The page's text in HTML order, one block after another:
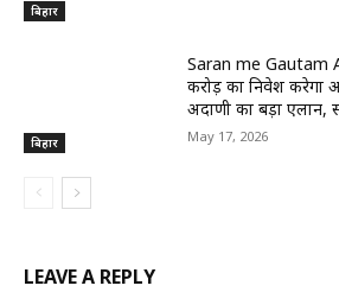
बिहार
बिहार
Saran me Gautam
करोड़ का निवेश करेगा
अदाणी का बड़ा एलान,
May 17, 2026
LEAVE A REPLY